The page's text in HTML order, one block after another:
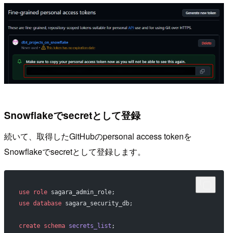
Snowflakeでsecretとして登録
続いて、取得したGitHubのpersonal access tokenを
Snowflakeでsecretとして登録します。
use role sagara_admin_role;
use database sagara_security_db;
create schema secrets_list ;